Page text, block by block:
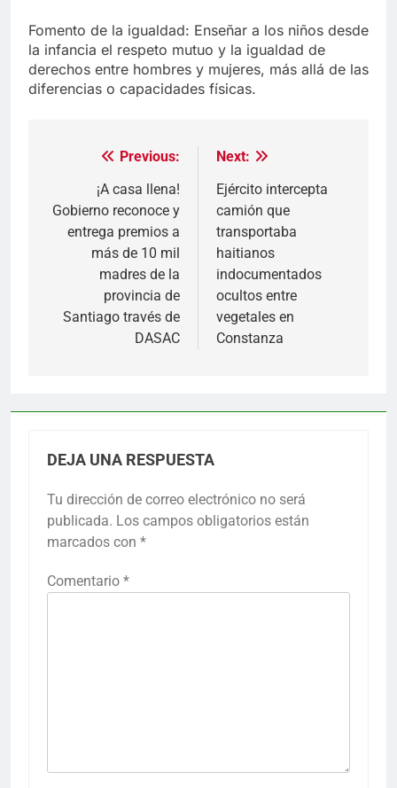
Fomento de la igualdad: Enseñar a los niños desde
la infancia el respeto mutuo y la igualdad de
derechos entre hombres y mujeres, más allá de las
diferencias o capacidades físicas.
Navegación
entradas
Previous:
¡A casa llena!
Gobierno reconoce y
entrega premios a
más de 10 mil
madres de la
provincia de
Santiago través de
DASAC
Next:
Ejército intercepta
camión que
transportaba
haitianos
indocumentados
ocultos entre
vegetales en
Constanza
DEJA UNA RESPUESTA
Tu dirección de correo electrónico no será
publicada. Los campos obligatorios están
marcados con *
Comentario *